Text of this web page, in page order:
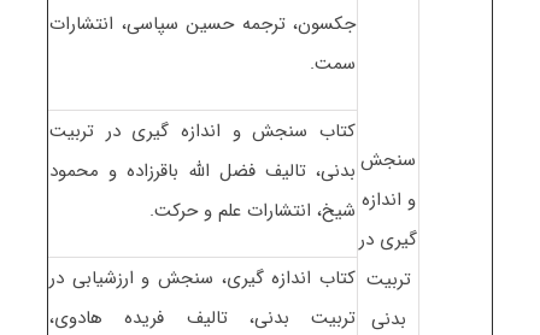
سنجش
و اندازه
گیری در
تربیت
بدنی
جکسون، ترجمه حسین سپاسی، انتشارات
سمت.
کتاب سنجش و اندازه گیری در تربیت
بدنی، تالیف فضل الله باقرزاده و محمود
شیخ، انتشارات علم و حرکت.
کتاب اندازه گیری، سنجش و ارزشیابی در
تربیت بدنی، تالیف فریده هادوی،